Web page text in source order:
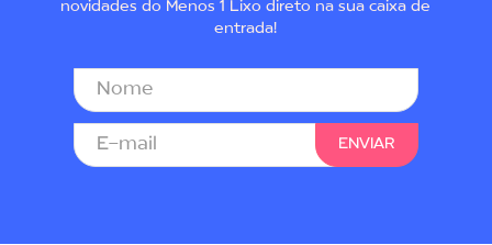
novidades do Menos 1 Lixo direto na sua caixa de
entrada!